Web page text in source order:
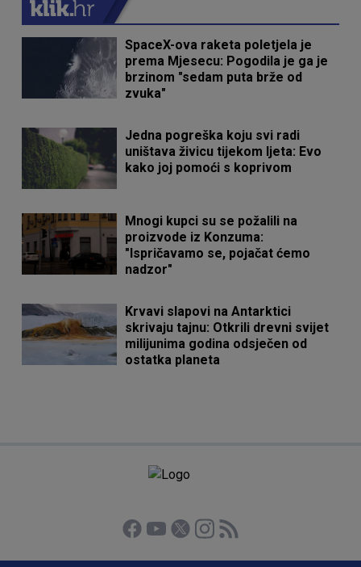
SpaceX-ova raketa poletjela je
prema Mjesecu: Pogodila je ga je
brzinom "sedam puta brže od
zvuka"
Jedna pogreška koju svi radi
uništava živicu tijekom ljeta: Evo
kako joj pomoći s koprivom
Mnogi kupci su se požalili na
proizvode iz Konzuma:
"Ispričavamo se, pojačat ćemo
nadzor"
Krvavi slapovi na Antarktici
skrivaju tajnu: Otkrili drevni svijet
milijunima godina odsječen od
ostatka planeta